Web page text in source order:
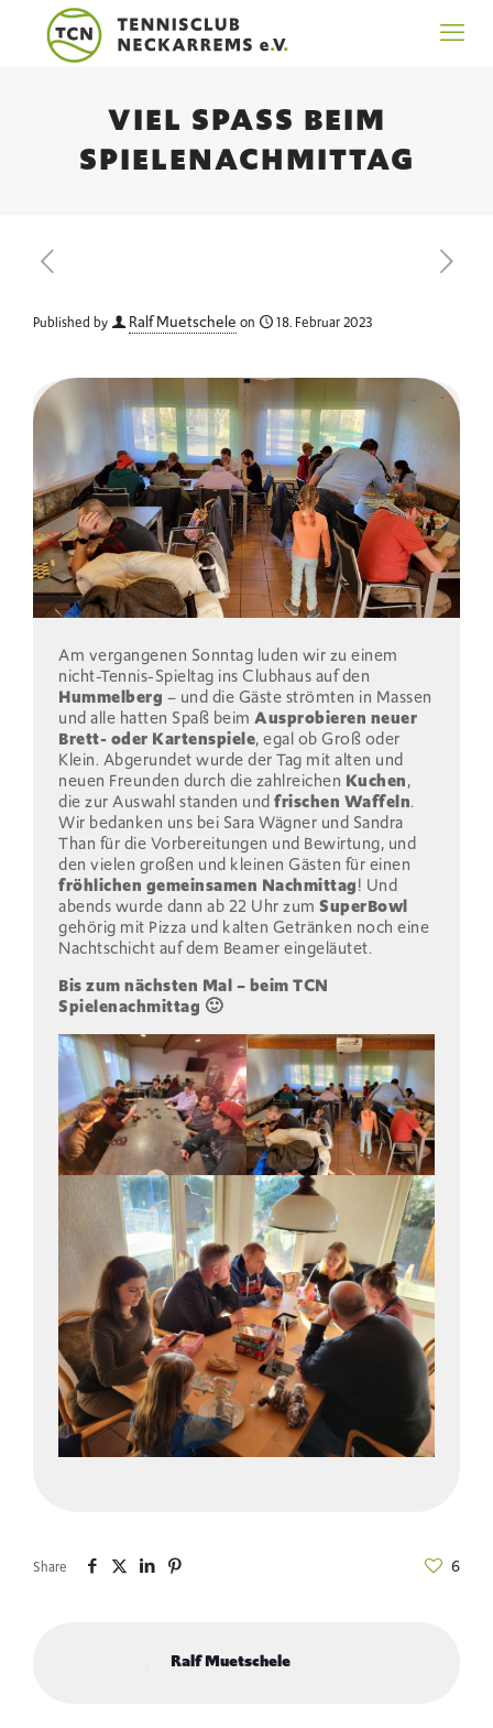
VIEL SPASS BEIM S
PIELENACHMITTAG
Published by Ralf Muetschele on 18. Februar 2023
Am vergangenen Sonntag luden wir zu einem
nicht-Tennis-Spieltag ins Clubhaus auf den
Hummelberg – und die Gäste strömten in Massen
und alle hatten Spaß beimAusprobieren neuer
Brett- oder Kartenspiele, egal ob Groß oder
Klein. Abgerundet wurde der Tag mit alten und
neuen Freunden durch die zahlreichen Kuchen,
die zur Auswahl standen undfrischen Waffeln.
Wir bedanken uns bei Sara Wägner und Sandra
Than für die Vorbereitungen und Bewirtung, und
den vielen großen und kleinen Gästen für einen
fröhlichen gemeinsamen Nachmittag! Und
abends wurde dann ab 22 Uhr zumSuperBowl
gehörig mit Pizza und kalten Getränken noch eine
Nachtschicht auf dem Beamer eingeläutet.
Bis zum nächsten Mal – beim TCN
Spielenachmittag 🙂
Share 6
Ralf Muetschele